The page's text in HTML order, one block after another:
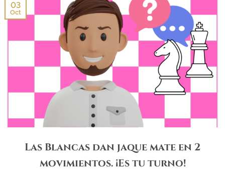
03
Oct
Las Blancas dan jaque mate en 2
movimientos. ¡Es tu turno!